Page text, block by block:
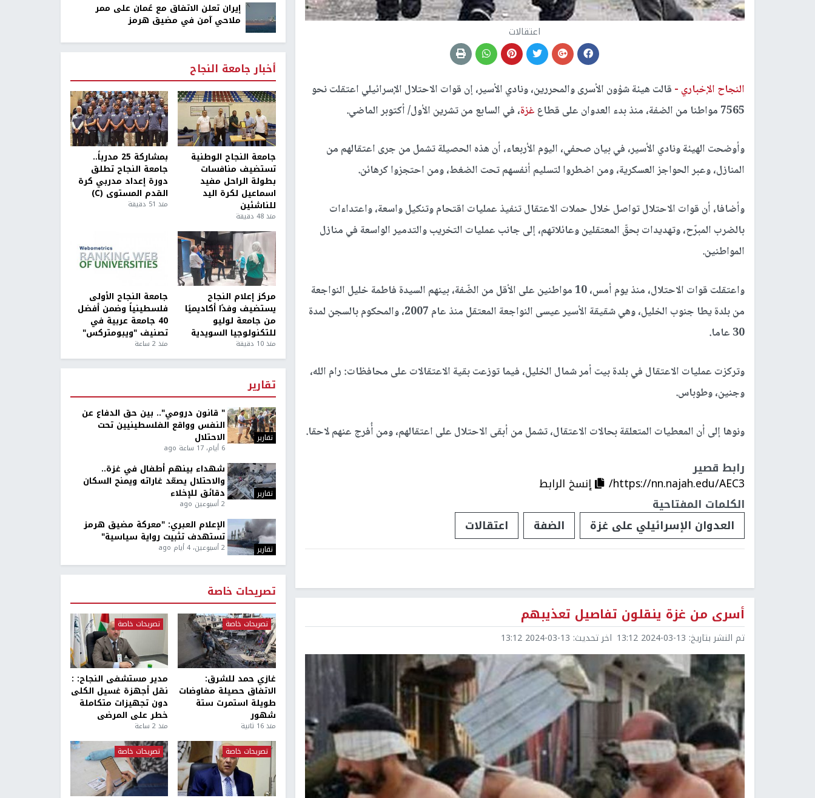
اعتقالات
النجاح الإخباري - قالت هيئة شؤون الأسرى والمحررين، ونادي الأسير، إن قوات الاحتلال الإسرائيلي اعتقلت نحو
7565 مواطنا من الضفة، منذ بدء العدوان على قطاع
غزة، في السابع من تشرين الأول/ أكتوبر الماضي.
وأوضحت الهيئة ونادي الأسير، في بيان صحفي، اليوم الأربعاء، أن هذه الحصيلة تشمل من جرى اعتقالهم من
المنازل، وعبر الحواجز العسكرية، ومن اضطروا لتسليم أنفسهم تحت الضغط، ومن احتجزوا كرهائن.
وأضافا، أن قوات الاحتلال تواصل خلال حملات الاعتقال تنفيذ عمليات اقتحام وتنكيل واسعة، واعتداءات
بالضرب المبرّح، وتهديدات بحقّ المعتقلين وعائلاتهم، إلى جانب عمليات التخريب والتدمير الواسعة في منازل
المواطنين.
واعتقلت قوات الاحتلال، منذ يوم أمس، 10 مواطنين على الأقل من الضّفة، بينهم السيدة فاطمة خليل النواجعة
من بلدة يطا جنوب الخليل، وهي شقيقة الأسير عيسى النواجعة المعتقل منذ عام 2007، والمحكوم بالسجن لمدة
30 عاما.
وتركزت عمليات الاعتقال في بلدة بيت أمر شمال الخليل، فيما توزعت بقية الاعتقالات على محافظات: رام الله،
وجنين، وطوباس.
ونوها إلى أن المعطيات المتعلقة بحالات الاعتقال، تشمل من أبقى الاحتلال على اعتقالهم، ومن أُفرج عنهم لاحقا.
رابط قصير
https://nn.najah.edu/AEC3/
إنسخ الرابط
الكلمات المفتاحية
العدوان الإسرائيلي على غزة
الضفة اعتقالات
أسرى من غزة ينقلون تفاصيل تعذيبهم
تم النشر بتاريخ: 2024-03-13 13:12 اخر تحديث: 2024-03-13 13:12
إيران تعلن الاتفاق مع عُمان على ممر
ملاحي آمن في مضيق هرمز
أخبار جامعة النجاح
جامعة النجاح الوطنية
تستضيف منافسات
بطولة الراحل مفيد
اسماعيل لكرة اليد
للناشئين
منذ 48 دقيقة
بمشاركة 25 مدرباً..
جامعة النجاح تطلق
دورة إعداد مدربي كرة
القدم المستوى (C)
منذ 51 دقيقة
مركز إعلام النجاح
يستضيف وفدًا أكاديميًا
من جامعة لوليو
للتكنولوجيا السويدية
منذ 10 دقيقة
جامعة النجاح الأولى
فلسطينياً وضمن أفضل
40 جامعة عربية في
تصنيف "ويبومتركس"
منذ 2 ساعة
تقارير
تقارير
" قانون درومي".. بين حق الدفاع عن
النفس وواقع الفلسطينيين تحت
الاحتلال
6 أيام، 17 ساعة ago
تقارير
شهداء بينهم أطفال في غزة..
والاحتلال يصعّد غاراته ويمنح السكان
دقائق للإخلاء
2 أسبوعين ago
تقارير
الإعلام العبري: "معركة مضيق هرمز
تستهدف تثبيت رواية سياسية"
2 أسبوعين، 4 أيام ago
تصريحات خاصة
تصريحات خاصة
غازي حمد للشرق:
الاتفاق حصيلة مفاوضات
طويلة استمرت ستة
شهور
منذ 16 ثانية
تصريحات خاصة
مدير مستشفى النجاح: :
نقل أجهزة غسيل الكلى
دون تجهيزات متكاملة
خطر على المرضى
منذ 2 ساعة
تصريحات خاصة تصريحات خاصة